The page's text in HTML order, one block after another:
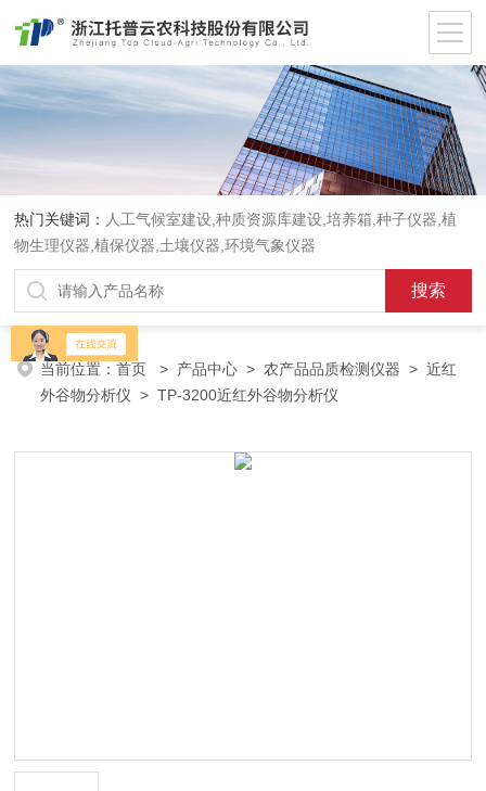
热门关键词： 人工气候室建设,种质资源库建设,培养箱,种子仪器,植
物生理仪器,植保仪器,土壤仪器,环境气象仪器
当前位置：首页 > 产品中心 > 农产品品质检测仪器 >近红
外谷物分析仪 > TP-3200近红外谷物分析仪